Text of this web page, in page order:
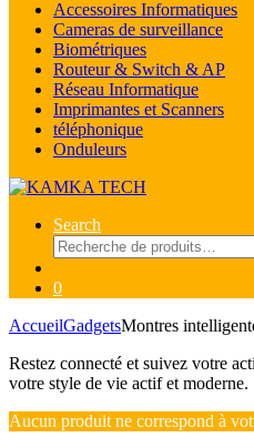
Accessoires Informatiques
Cameras de surveillance
Biométriques
Routeur & Switch & AP
Réseau Informatique
Imprimantes et Scanners
téléphonique
Onduleurs
Search
Recherche
pour :
0
AccueilGadgetsMontres
Restez connecté et suivez votre
votre style de vie actif et moderne.
Aucun produit ne correspond à